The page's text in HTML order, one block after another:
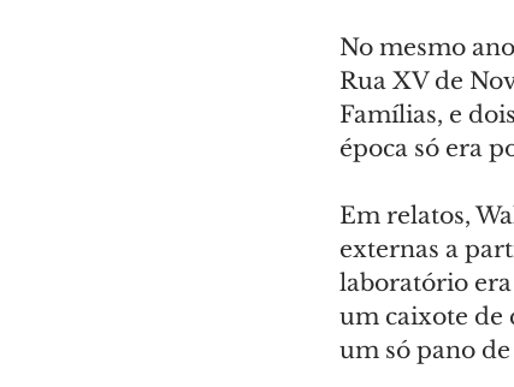
No mesmo
Rua XV de
Famílias, e
época só era
Em relatos,
externas a
laboratório
um caixote de
um só pano